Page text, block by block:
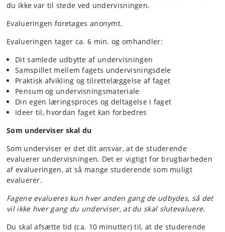
du ikke var til stede ved undervisningen.
Evalueringen foretages anonymt.
Evalueringen tager ca. 6 min. og omhandler:
Dit samlede udbytte af undervisningen
Samspillet mellem fagets undervisningsdele
Praktisk afvikling og tilrettelæggelse af faget
Pensum og undervisningsmateriale
Din egen læringsproces og deltagelse i faget
Ideer til, hvordan faget kan forbedres
Som underviser skal du
Som underviser er det dit ansvar, at de studerende
evaluerer undervisningen. Det er vigtigt for brugbarheden
af evalueringen, at så mange studerende som muligt
evaluerer.
Fagene evalueres kun hver anden gang de udbydes, så det
vil ikke hver gang du underviser, at du skal slutevaluere.
Du skal afsætte tid (ca. 10 minutter) til, at de studerende